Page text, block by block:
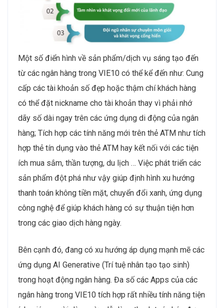
Một số điển hình về sản phẩm/dịch vụ sáng tạo đến
từ các ngân hàng trong VIE10 có thể kể đến như: Cung
cấp các tài khoản số đẹp hoặc thậm chí khách hàng
có thể đặt nickname cho tài khoản thay vì phải nhớ
dãy số dài ngay trên các ứng dụng di động của ngân
hàng; Tích hợp các tính năng mới trên thẻ ATM như tích
hợp thẻ tín dụng vào thẻ ATM hay kết nối với các tiện
ích mua sắm, thần tượng, du lịch … Việc phát triển các
sản phẩm đột phá như vậy giúp định hình xu hướng
thanh toán không tiền mặt, chuyển đổi xanh, ứng dụng
công nghệ để giúp khách hàng có sự thuận tiện hơn
trong các giao dịch hàng ngày.
Bên cạnh đó, đang có xu hướng áp dụng mạnh mẽ các
ứng dụng AI Generative (Trí tuệ nhân tạo tạo sinh)
trong hoạt động ngân hàng. Đa số các Apps của các
ngân hàng trong VIE10 tích hợp rất nhiều tính năng tiện